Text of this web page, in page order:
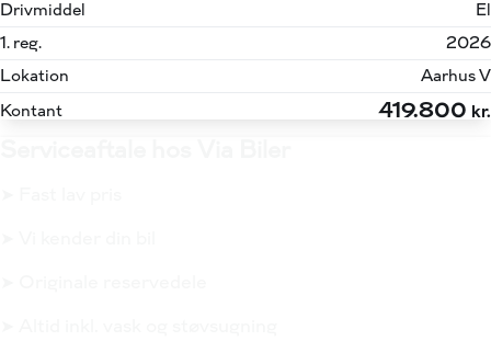
Drivmiddel
El
1. reg.
2026
Lokation
Aarhus V
Kontant
419.800 kr.